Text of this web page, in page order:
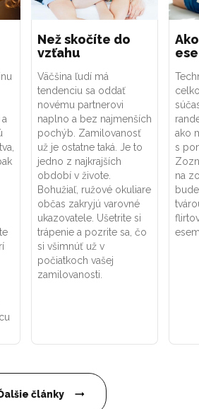
Než skočíte do
vzťahu
Väčšina ľudí má
tendenciu sa oddať
novému partnerovi
naplno a bez najmenších
pochýb. Zamilovanosť
už je ostatne taká. Je to
jedno z najkrajších
období v živote.
Bohužiaľ, ružové okuliare
občas zakryjú varovné
ukazovatele. Ušetrite si
trápenie a pozrite sa, čo
si všimnúť už v
počiatkoch vašej
zamilovanosti.
ako
s
na
články